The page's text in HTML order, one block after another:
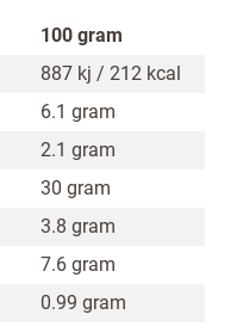
100 gram
887 kj / 212 kcal
6.1 gram
2.1 gram
30 gram
3.8 gram
7.6 gram
0.99 gram